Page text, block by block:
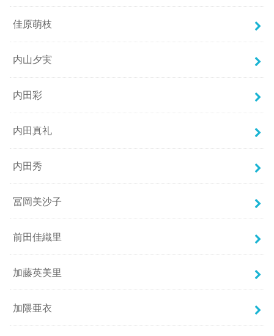
佳原萌枝
内山夕実
内田彩
内田真礼
内田秀
冨岡美沙子
前田佳織里
加藤英美里
加隈亜衣